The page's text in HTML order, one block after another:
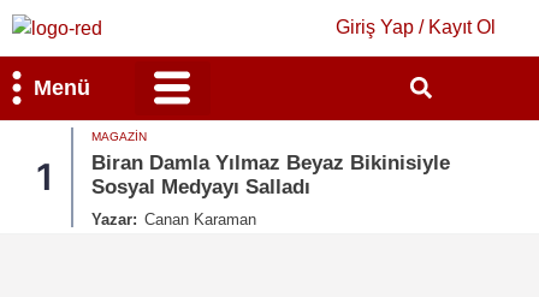
Giriş Yap / Kayıt Ol
Menü
1
MAGAZIN
Biran Damla Yılmaz Beyaz Bikinisiyle
Sosyal Medyayı Salladı
Yazar: Canan Karaman